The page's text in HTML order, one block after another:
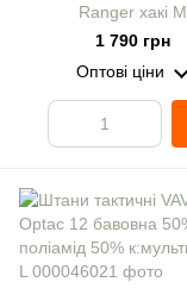
Ranger хакі M
1 790 грн
Оптові ціни